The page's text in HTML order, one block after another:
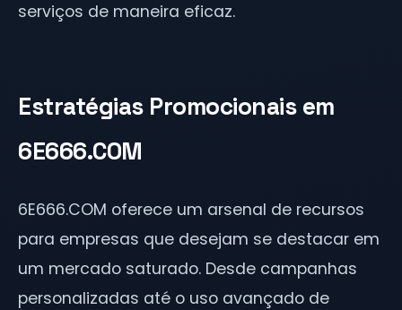
serviços de maneira eficaz.
Estratégias Promocionais em
6E666.COM
6E666.COM oferece um arsenal de recursos
para empresas que desejam se destacar em
um mercado saturado. Desde campanhas
personalizadas até o uso avançado de